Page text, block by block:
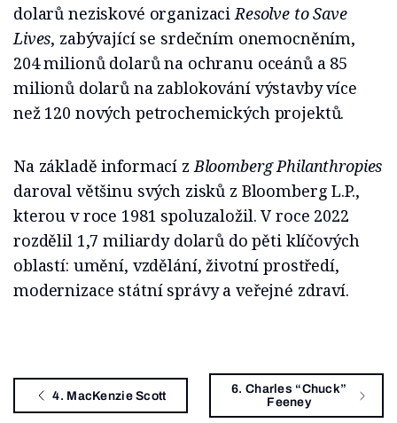
dolarů neziskové organizaciResolve to Save
Lives, zabývající se srdečním onemocněním,
204 milionů dolarů na ochranu oceánů a 85
milionů dolarů na zablokování výstavby více
než 120 nových petrochemických projektů.
Na základě informací zBloomberg Philanthropies
daroval většinu svých zisků z Bloomberg L.P.,
kterou v roce 1981 spoluzaložil. V roce 2022
rozdělil 1,7 miliardy dolarů do pěti klíčových
oblastí: umění, vzdělání, životní prostředí,
modernizace státní správy a veřejné zdraví.
4. MacKenzie Scott
6. Charles “Chuck”
Feeney